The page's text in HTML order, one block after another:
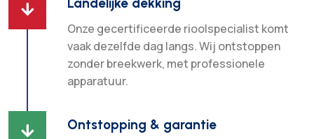

Onze gecertificeerde rioolspecialist komt
vaak dezelfde dag langs. Wij ontstoppen
zonder breekwerk, met professionele
apparatuur.
 Ontstopping & garantie